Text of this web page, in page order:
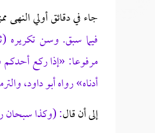
جاء في دقائق أولي النهى
فيما سبق. وسن تكريره
مرفوعا: «إذا ركع
أدناه» رواه أبو داود،
إلى أن قال: (وكذا سبحان